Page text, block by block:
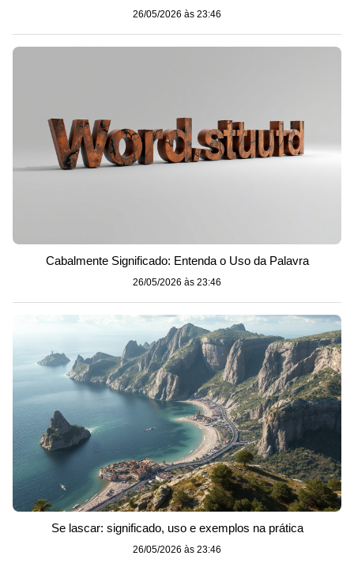
26/05/2026 às 23:46
Cabalmente Significado: Entenda o Uso da Palavra
26/05/2026 às 23:46
Se lascar: significado, uso e exemplos na prática
26/05/2026 às 23:46